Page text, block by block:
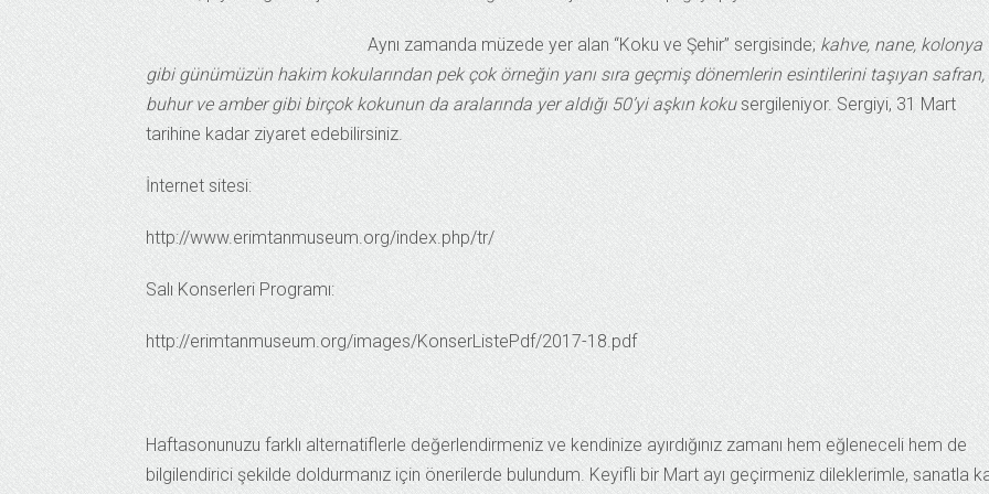
Aynı zamanda müzede yer alan “Koku ve Şehir” sergisinde; kahve, nane, kolonya
gibi günümüzün hakim kokularından pek çok örneğin yanı sıra geçmiş dönemlerin esintilerini taşıyan safran,
buhur ve amber gibi birçok kokunun da aralarında yer aldığı 50’yi aşkın kokusergileniyor. Sergiyi, 31 Mart
tarihine kadar ziyaret edebilirsiniz.
İnternet sitesi:
http://www.erimtanmuseum.org/index.php/tr/
Salı Konserleri Programı:
http://erimtanmuseum.org/images/KonserListePdf/2017-18.pdf
Haftasonunuzu farklı alternatiflerle değerlendirmeniz ve kendinize ayırdığınız zamanı hem eğleneceli hem de
bilgilendirici şekilde doldurmanız için önerilerde bulundum. Keyifli bir Mart ayı geçirmeniz dileklerimle, sanatla